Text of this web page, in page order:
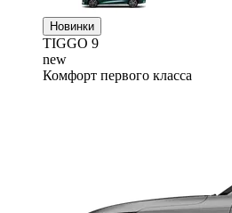
Новинки
TIGGO 9
new
Комфорт первого класса